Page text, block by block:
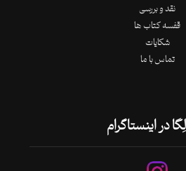
نقد و بررسی
قفسه کتاب ها
شکایات
تماس با ما
در اینستاگرام